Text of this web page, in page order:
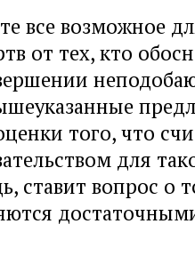
все возможное
от тех, кто
того, что
для
ставит вопрос о